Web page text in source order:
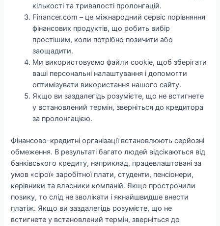
кількості та тривалості пролонгацій.
Financer.com – це міжнародний сервіс порівняння
фінансових продуктів, що робить вибір
простішим, коли потрібно позичити або
заощадити.
Ми використовуємо файли cookie, щоб зберігати
ваші персональні налаштування і допомогти
оптимізувати використання нашого сайту.
Якщо ви заздалегідь розумієте, що не встигнете
у встановлений термін, зверніться до кредитора
за пролонгацією.
Фінансово-кредитні організації встановлюють серйозні
обмеження. В результаті багато людей відсікаються від
банківського кредиту, наприклад, працевлаштовані за
умов «сірої» заробітної плати, студенти, пенсіонери,
керівники та власники компаній. Якщо прострочили
позику, то слід не зволікати і якнайшвидше внести
платіж. Якщо ви заздалегідь розумієте, що не
встигнете у встановлений термін, зверніться до